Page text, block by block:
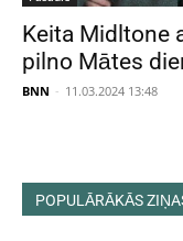
Keita Midltone
pilno Mātes
BNN - 11.03.2024 13:48
POPULĀRĀKĀS